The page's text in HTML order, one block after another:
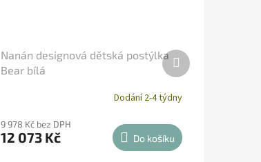
Nanán designová dětská postýlka
Bear bílá
Dodání 2-4 týdny
9 978 Kč bez DPH
12 073 Kč Do košíku
Další
produkt